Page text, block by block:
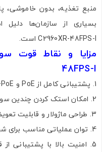
منبع تغذیه، بدون خاموشی،
C2960XR-48FPS-I است.
48FPS-I
پشتیبانی کامل از PoE و PoE+
امکان استک‌ کردن چندین
طراحی ماژولار و قابلیت
توان عملیاتی مناسب برای